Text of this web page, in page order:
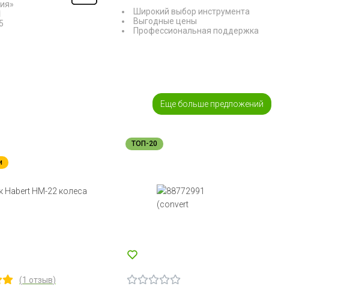
Широкий выбор инструмента
Выгодные цены
Профессиональная поддержка
Еще больше предложений
(1 отзыв)
ТОП-20